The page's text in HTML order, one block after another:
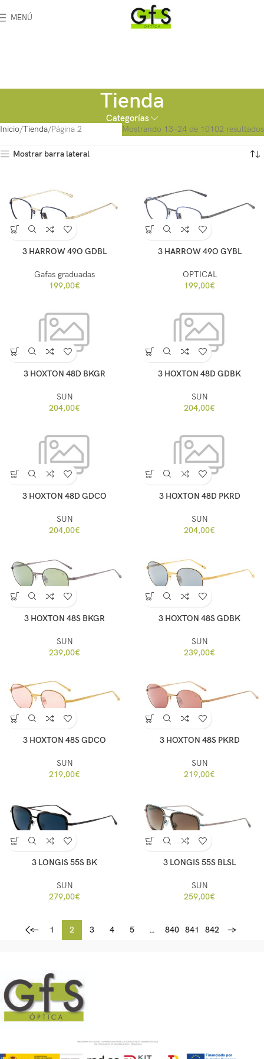
MENÚ
Tienda
Categorías
Inicio Tienda Página 2 Mostrando 13–24 de 10102 resultados
Mostrar barra lateral
3 HARROW 49O GDBL
Gafas graduadas
199,00€
3 HARROW 49O GYBL
OPTICAL
199,00€
3 HOXTON 48D BKGR
SUN
204,00€
3 HOXTON 48D GDBK
SUN
204,00€
3 HOXTON 48D GDCO
SUN
204,00€
3 HOXTON 48D PKRD
SUN
204,00€
3 HOXTON 48S BKGR
SUN
239,00€
3 HOXTON 48S GDBK
SUN
239,00€
3 HOXTON 48S GDCO
SUN
219,00€
3 HOXTON 48S PKRD
SUN
219,00€
3 LONGIS 55S BK
SUN
279,00€
3 LONGIS 55S BLSL
SUN
259,00€
← 1 2 3 4 5 … 840 841 842 →